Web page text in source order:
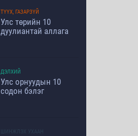
ТҮҮХ, ГАЗАРЗҮЙ
Улс төрийн 10
дуулиантай аллага
ДЭЛХИЙ
Улс орнуудын 10
содон бэлэг
ШИНЖЛЭХ УХААН